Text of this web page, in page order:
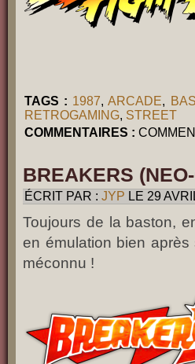
TAGS : 1987,ARCADE,
RETROGAMING, STREET
COMMENTAIRES :
BREAKERS
ÉCRIT PAR : JYP LE 29
Toujours de la baston,
en émulation bien
méconnu !